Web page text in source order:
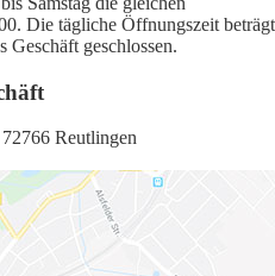
Die tägliche Öffnungszeit beträgt
Geschäft geschlossen.
Reutlingen